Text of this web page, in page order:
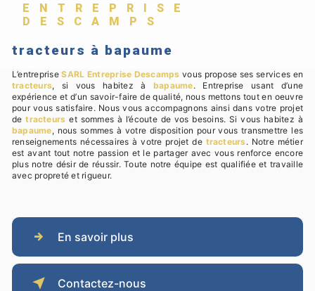
ENTREPRISE
DESCAMPS
tracteurs à bapaume
L’entrepriseSARL Entreprise Descamps vous propose ses services en
tracteurs, si vous habitez à bapaume. Entreprise usant d’une
expérience et d’un savoir-faire de qualité, nous mettons tout en oeuvre
pour vous satisfaire. Nous vous accompagnons ainsi dans votre projet
detracteurs et sommes à l’écoute de vos besoins. Si vous habitez à
bapaume, nous sommes à votre disposition pour vous transmettre les
renseignements nécessaires à votre projet de tracteurs. Notre métier
est avant tout notre passion et le partager avec vous renforce encore
plus notre désir de réussir. Toute notre équipe est qualifiée et travaille
avec propreté et rigueur.
En savoir plus
Contactez-nous